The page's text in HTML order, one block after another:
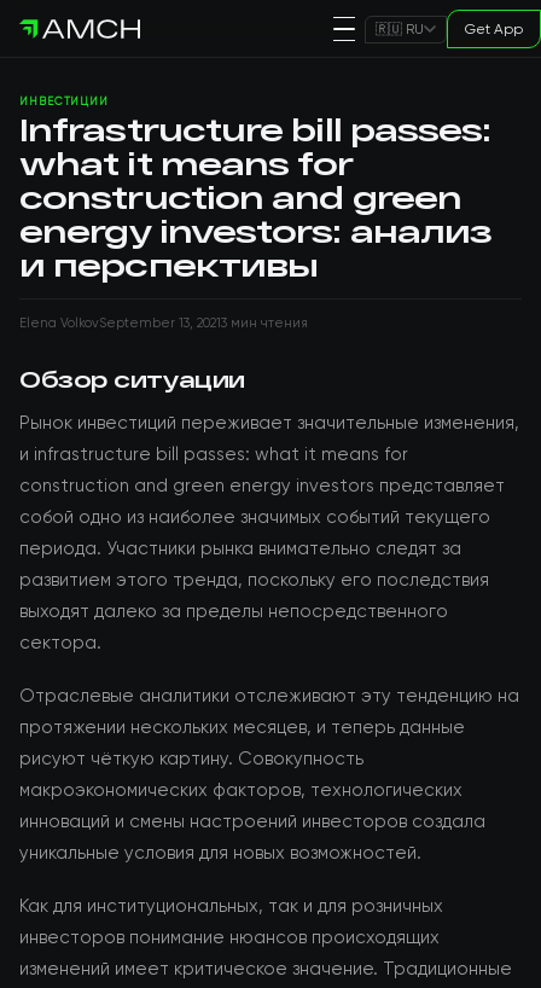
🇷🇺 RU Get App
ИНВЕСТИЦИИ
Infrastructure bill passes:
what it means for
construction and green
energy investors: анализ
и перспективы
Elena VolkovSeptember 13, 20213 мин чтения
Обзор ситуации
Рынок инвестиций переживает значительные изменения,
и infrastructure bill passes: what it means for
construction and green energy investors представляет
собой одно из наиболее значимых событий текущего
периода. Участники рынка внимательно следят за
развитием этого тренда, поскольку его последствия
выходят далеко за пределы непосредственного
сектора.
Отраслевые аналитики отслеживают эту тенденцию на
протяжении нескольких месяцев, и теперь данные
рисуют чёткую картину. Совокупность
макроэкономических факторов, технологических
инноваций и смены настроений инвесторов создала
уникальные условия для новых возможностей.
Как для институциональных, так и для розничных
инвесторов понимание нюансов происходящих
изменений имеет критическое значение. Традиционные